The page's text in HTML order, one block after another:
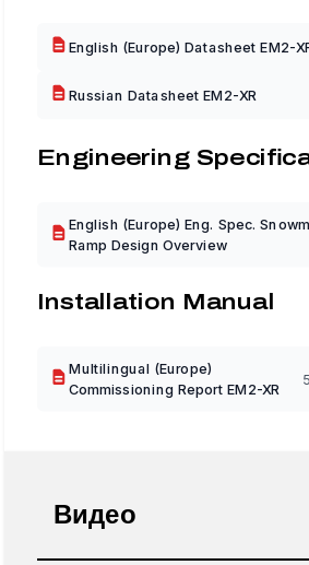
English (Europe) Datasheet EM2-
Russian Datasheet EM2-XR
Engineering
English (Europe) Eng. Spec.
Ramp Design Overview
Installation Manual
Multilingual (Europe)
Commissioning Report EM2-XR
Видео